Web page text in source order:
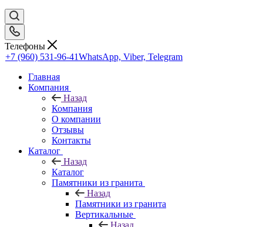
Телефоны
+7 (960) 531-96-41WhatsApp, Viber, Telegram
Главная
Компания
Назад
Компания
О компании
Отзывы
Контакты
Каталог
Назад
Каталог
Памятники из гранита
Назад
Памятники из гранита
Вертикальные
Назад